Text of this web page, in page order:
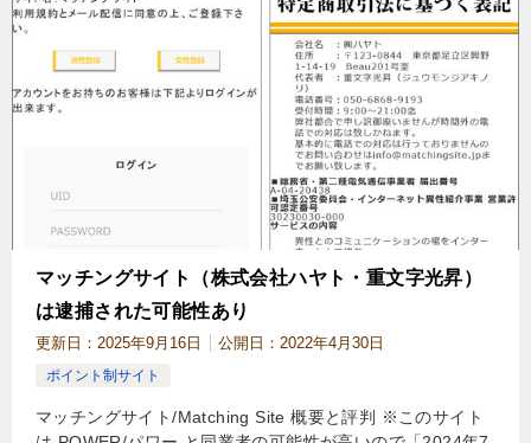
マッチングサイト（株式会社ハヤト・重文字光昇）
は逮捕された可能性あり
更新日： 2025年9月16日 公開日： 2022年4月30日
ポイント制サイト
マッチングサイト/Matching Site 概要と評判 ※このサイト